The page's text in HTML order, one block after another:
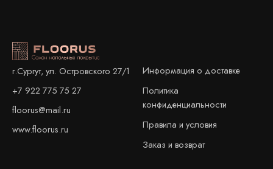
г.Сургут, ул. Островского 27/1
+7 922 775 75 27
floorus@mail.ru
www.floorus.ru
Информация о доставке
Политика
конфиденциальности
Правила и условия
Заказ и возврат